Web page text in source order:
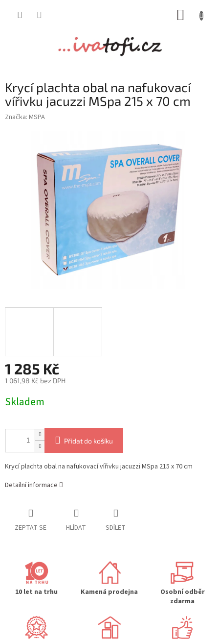
Krycí plachta obal na nafukovací
vířivku jacuzzi MSpa 215 x 70 cm
Značka: MSPA
1 285 Kč
1 061,98 Kč bez DPH
cena:
Skladem
Přidat do košíku
Krycí plachta obal na nafukovací vířivku jacuzzi MSpa 215 x 70 cm
Detailní informace
ZEPTAT SE HLÍDAT SDÍLET
10 let na trhu Kamená prodejna
Osobní odběr
zdarma